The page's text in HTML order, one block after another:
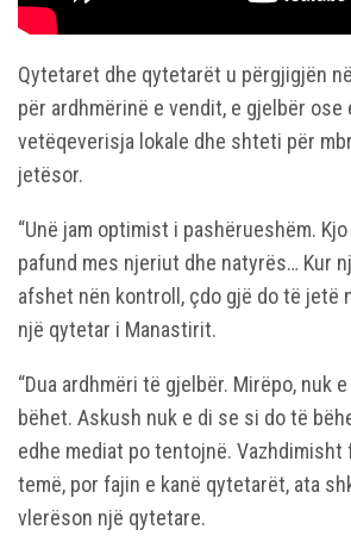
Qytetaret dhe qytetarët u përgjigjën
për ardhmërinë e vendit, e gjelbër
vetëqeverisja lokale dhe shteti për
jetësor.
“Unë jam optimist i pashërueshëm.
pafund mes njeriut dhe natyrës… Kur
afshet nën kontroll, çdo gjë do të jetë
një qytetar i Manastirit.
“Dua ardhmëri të gjelbër. Mirëpo, nuk
bëhet. Askush nuk e di se si do të
edhe mediat po tentojnë.
temë, por fajin e kanë qytetarët, ata
vlerëson një qytetare.